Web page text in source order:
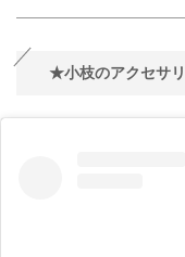
★小枝のアクセサ